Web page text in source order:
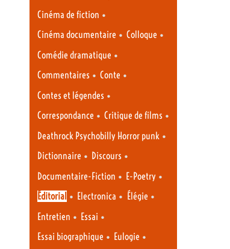
Cinéma de fiction •
Cinéma documentaire • Colloque •
Comédie dramatique •
Commentaires • Conte •
Contes et légendes •
Correspondance • Critique de films •
Deathrock Psychobilly Horror punk •
Dictionnaire • Discours •
Documentaire-Fiction • E-Poetry •
Éditorial • Electronica • Élégie •
Entretien • Essai •
Essai biographique • Eulogie •